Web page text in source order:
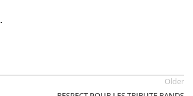
.
Older